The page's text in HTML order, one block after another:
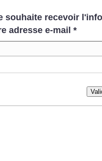
souhaite recevoir
adresse e-mail *